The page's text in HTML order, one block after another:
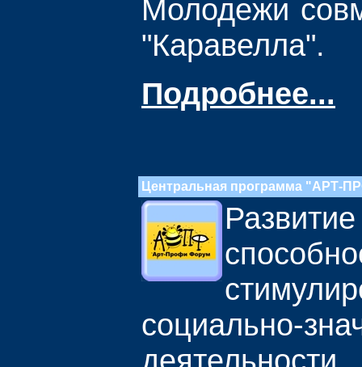
Молодежи
"Каравелла".
Подробнее...
Центральная программа "АРТ-
социально-